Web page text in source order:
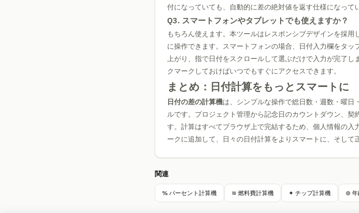
付になっていても、自動的に差の絶対値を返す仕様になって
Q3. スマートフォンやタブレットでも使えますか？
もちろん使えます。本ツールはレスポンシブデザインを採用
に操作できます。スマートフォンの場合、日付入力欄をタッ
上がり、指で日付をスクロールして選ぶだけで入力が完了し
クマークしておけばいつでもすぐにアクセスできます。
まとめ：日付計算をもっとスマートに
日付の差の計算機は、シンプルな操作で総日数・週数・曜
ルです。プロジェクト管理から記念日のカウントダウン、契
す。計算はすべてブラウザ上で完結するため、個人情報の
ークに追加して、日々の日付計算をよりスマートに、そして
関連
% パーセント計算機 ≋ 燃料費計算機 ✦ チップ計算機 ⊚ 年